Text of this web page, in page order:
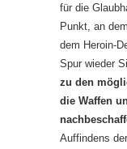
für die
Punkt, an
dem Heroin-
Spur wieder
zu den
die Waffen
Auffindens